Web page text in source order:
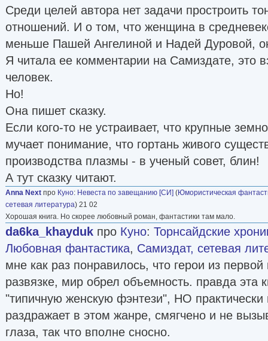
Среди целей автора нет задачи простроить
отношений. И о том, что женщина в
меньше Пашей Ангелиной и Надей Дуровой,
Я читала ее комментарии на Самиздате, это
человек.
Но!
Она пишет сказку.
Если кого-то не устраивает, что крупные
мучает понимание, что гортань живого
производства плазмы - в ученый совет, блин!
А тут сказку читают.
Anna Next про Куно: Невеста по завещанию [СИ] (Юмористическая
сетевая литература) 21 02
Хорошая книга. Но скорее любовный роман, фантастики там мало.
da6ka_khayduk про Куно: Торнсайдские
Любовная фантастика, Самиздат, сетевая
мне как раз понравилось, что герои из первой
развязке, мир обрел объемность. правда эта
"типичную женскую фэнтези", НО практически
раздражает в этом жанре, смягчено и не
глаза, так что вполне сносно.